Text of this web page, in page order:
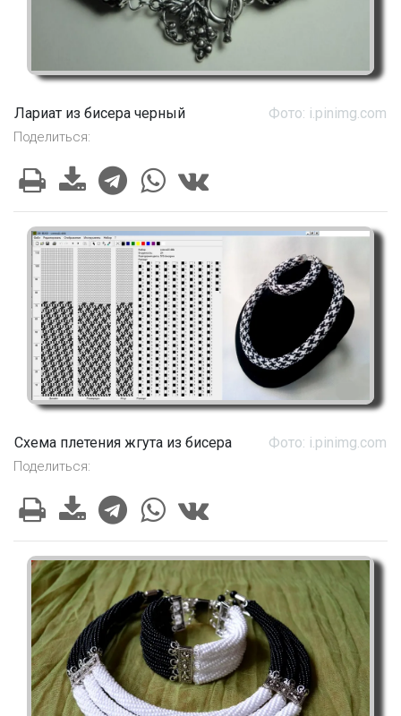
Лариат из бисера черный Фото: i.pinimg.com
Поделиться:
Схема плетения жгута из бисера Фото: i.pinimg.com
Поделиться: